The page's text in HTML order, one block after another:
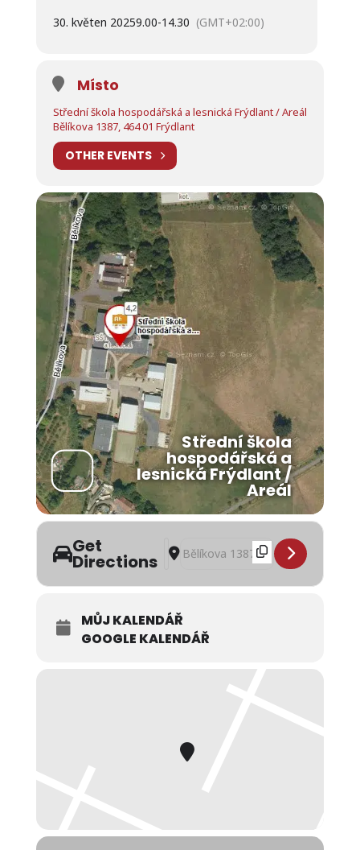
30. květen 20259.00-14.30 (GMT+02:00)
Místo
Střední škola hospodářská a lesnická Frýdlant / Areál
Bělíkova 1387, 464 01 Frýdlant
OTHER EVENTS
Střední škola
hospodářská a
lesnická Frýdlant /
Areál
Get
Directions
Address - GASTRODEN / SŠHL
Destination Address -
MŮJ KALENDÁŘ
GOOGLE KALENDÁŘ